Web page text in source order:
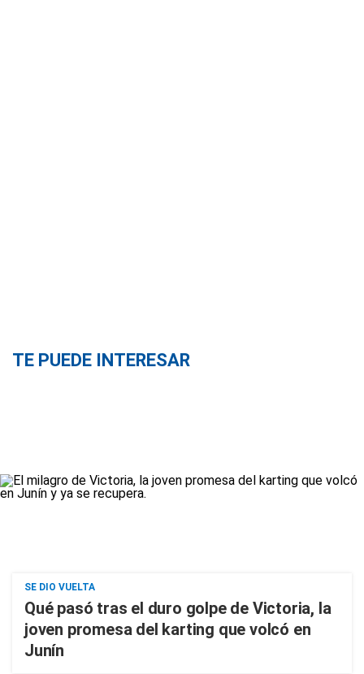
TE PUEDE INTERESAR
SE DIO VUELTA
Qué pasó tras el duro golpe de Victoria, la
joven promesa del karting que volcó en
Junín